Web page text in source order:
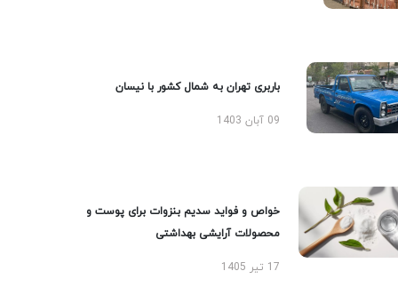
باربری تهران به شمال کشور با نیسان
09 آبان 1403
خواص و فواید سدیم بنزوات برای پوست و
محصولات آرایشی بهداشتی
17 تیر 1405